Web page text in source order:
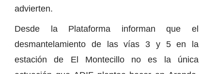
advierten.
Desde la Plataforma informan que el
desmantelamiento de las vías 3 y 5 en la
estación de El Montecillo no es la única